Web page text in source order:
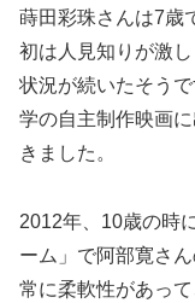
蒔田彩珠さんは7歳
初は人見知りが激
状況が続いたそう
学の自主制作映画
きました。
2012年、10歳の時
ーム」で阿部寛さ
常に柔軟性があっ